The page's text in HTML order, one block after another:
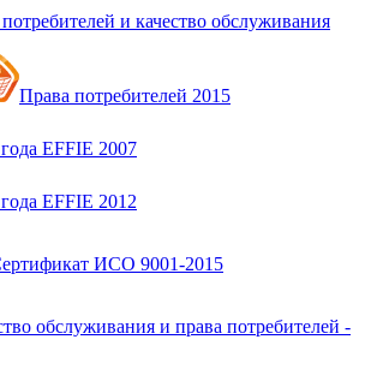
и качество обслуживания
Права потребителей 2015
EFFIE 2007
EFFIE 2012
ИСО 9001-2015
обслуживания и права потребителей -